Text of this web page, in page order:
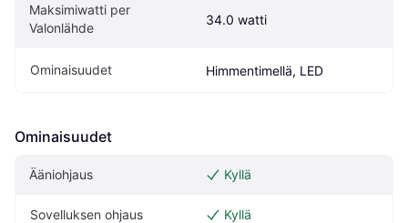
Maksimiwatti per
Valonlähde
34.0 watti
Ominaisuudet Himmentimellä, LED
Ominaisuudet
Ääniohjaus Kyllä
Sovelluksen ohjaus Kyllä